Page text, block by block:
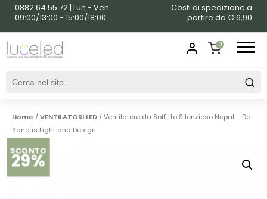
0882 64 55 72 | Lun - Ven
09:00/13:00 - 15:00/18:00
Costi di spedizione a
partire da € 6,90
0
SHOPPING
Home /VENTILATORI LED / Ventilatore da Soffitto Silenzioso Nepal – De
Sanctis Light and Design
SCONTO
29%